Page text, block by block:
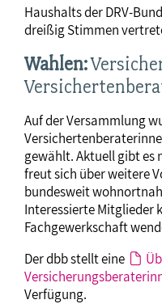
Haushalts der DRV-
dreißig Stimmen
Wahlen:
Auf der Versammlung
gewählt. Aktuell gibt es
freut sich über weitere
bundesweit
Interessierte Mitglieder
Fachgewerkschaft
Der dbb stellt eine
Verfügung.